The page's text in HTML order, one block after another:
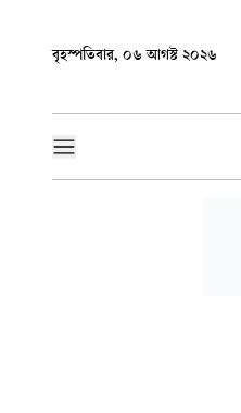
বৃহস্পতিবার, ০৬ আগস্ট ২০২৬